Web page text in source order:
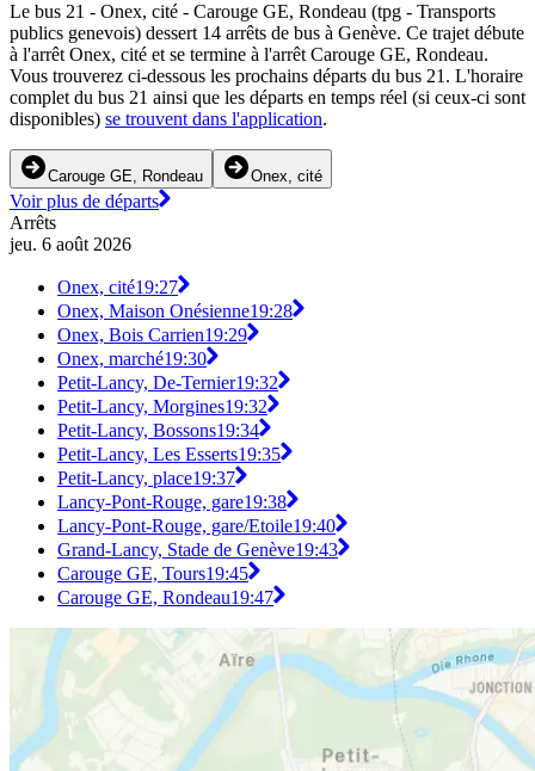
Le bus 21 - Onex, cité - Carouge GE, Rondeau (tpg - Transports
publics genevois) dessert 14 arrêts de bus à Genève. Ce trajet débute
à l'arrêt Onex, cité et se termine à l'arrêt Carouge GE, Rondeau.
Vous trouverez ci-dessous les prochains départs du bus 21. L'horaire
complet du bus 21 ainsi que les départs en temps réel (si ceux-ci sont
disponibles) se trouvent dans l'application.
Carouge GE, Rondeau Onex, cité
Voir plus de départs
Arrêts
jeu. 6 août 2026
Onex, cité19:27
Onex, Maison Onésienne19:28
Onex, Bois Carrien19:29
Onex, marché19:30
Petit-Lancy, De-Ternier19:32
Petit-Lancy, Morgines19:32
Petit-Lancy, Bossons19:34
Petit-Lancy, Les Esserts19:35
Petit-Lancy, place19:37
Lancy-Pont-Rouge, gare19:38
Lancy-Pont-Rouge, gare/Etoile19:40
Grand-Lancy, Stade de Genève19:43
Carouge GE, Tours19:45
Carouge GE, Rondeau19:47